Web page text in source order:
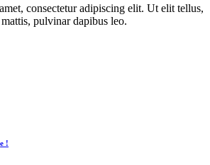
consectetur adipiscing elit. Ut elit tellus,
pulvinar dapibus leo.
!